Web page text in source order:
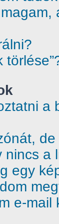
a
nincs a
egy
e-mail